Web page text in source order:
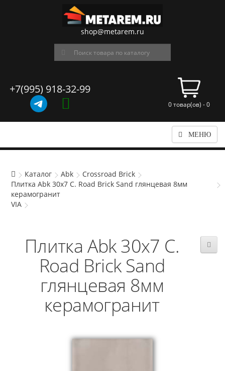
shop@metarem.ru
+7(995) 918-32-99
0 товар(ов) - 0
МЕНЮ
Каталог Abk
Crossroad Brick
Плитка Abk 30x7 C. Road Brick Sand глянцевая 8мм
керамогранит
VIA
Плитка Abk 30x7 C.
Road Brick Sand
глянцевая 8мм
керамогранит